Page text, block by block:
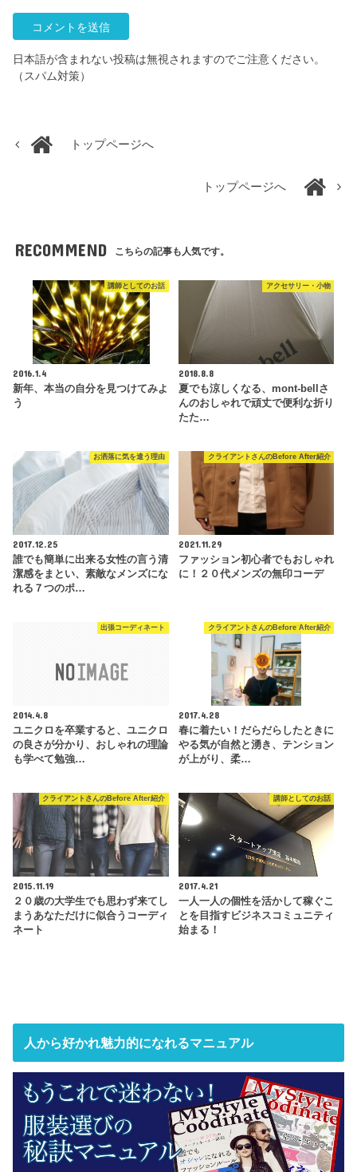
日本語が含まれない投稿は無視されますのでご注意ください。
（スパム対策）
トップページへ
トップページへ
RECOMMEND こちらの記事も人気です。
講師としてのお話
2016.1.4
新年、本当の自分を見つけてみよ
う
アクセサリー・小物
2018.8.8
夏でも涼しくなる、mont-bellさ
んのおしゃれで頑丈で便利な折り
たた…
お洒落に気を遣う理由
2017.12.25
誰でも簡単に出来る女性の言う清
潔感をまとい、素敵なメンズにな
れる７つのポ…
クライアントさんのBefore After紹介
2021.11.29
ファッション初心者でもおしゃれ
に！２０代メンズの無印コーデ
出張コーディネート
2014.4.8
ユニクロを卒業すると、ユニクロ
の良さが分かり、おしゃれの理論
も学べて勉強…
クライアントさんのBefore After紹介
2017.4.28
春に着たい！だらだらしたときに
やる気が自然と湧き、テンション
が上がり、柔…
クライアントさんのBefore After紹介
2015.11.19
２０歳の大学生でも思わず来てし
まうあなただけに似合うコーディ
ネート
講師としてのお話
2017.4.21
一人一人の個性を活かして稼ぐこ
とを目指すビジネスコミュニティ
始まる！
人から好かれ魅力的になれるマニュアル